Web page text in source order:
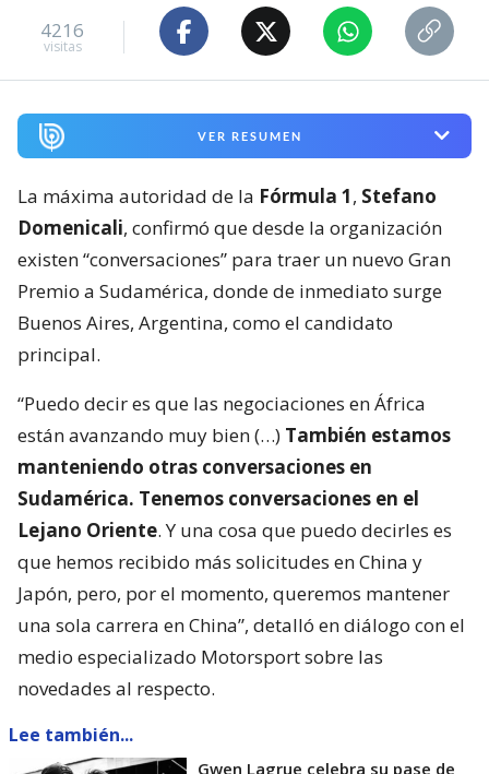
4216
visitas
VER RESUMEN
La máxima autoridad de la Fórmula 1, Stefano
Domenicali, confirmó que desde la organización
existen “conversaciones” para traer un nuevo Gran
Premio a Sudamérica, donde de inmediato surge
Buenos Aires, Argentina, como el candidato
principal.
“Puedo decir es que las negociaciones en África
están avanzando muy bien (…) También estamos
manteniendo otras conversaciones en
Sudamérica. Tenemos conversaciones en el
Lejano Oriente. Y una cosa que puedo decirles es
que hemos recibido más solicitudes en China y
Japón, pero, por el momento, queremos mantener
una sola carrera en China”, detalló en diálogo con el
medio especializado Motorsport sobre las
novedades al respecto.
Lee también...
Gwen Lagrue celebra su pase de